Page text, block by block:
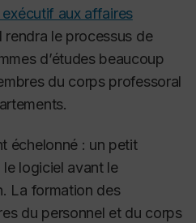
aux affaires
rendra le processus de
d’études beaucoup
du corps professoral
échelonné : un petit
le logiciel avant le
La formation des
du personnel et du corps